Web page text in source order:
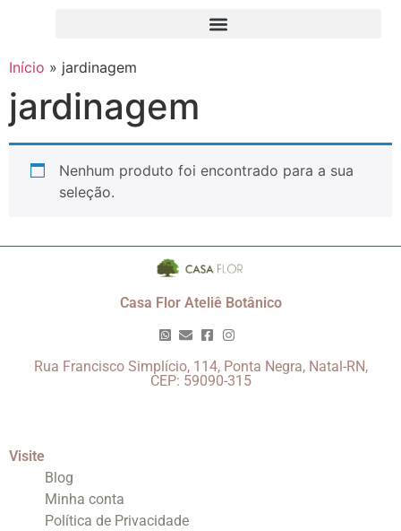
Início » jardinagem
jardinagem
Nenhum produto foi encontrado para a sua
seleção.
Casa Flor Ateliê Botânico
Rua Francisco Simplício, 114, Ponta Negra, Natal-RN,
CEP: 59090-315
Visite
Blog
Minha conta
Política de Privacidade